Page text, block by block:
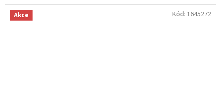
Akce Kód: 1645272